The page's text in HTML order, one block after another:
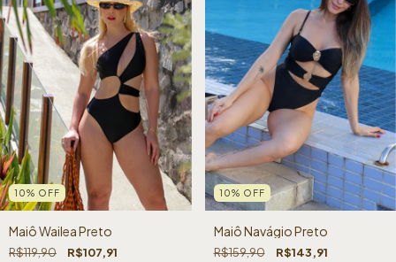
10% OFF
Maiô Wailea Preto
R$119,90 R$107,91
10% OFF
Maiô Navágio Preto
R$159,90 R$143,91